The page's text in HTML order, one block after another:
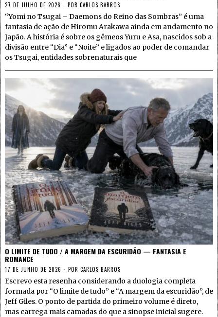
27 DE JULHO DE 2026 POR CARLOS BARROS
“Yomi no Tsugai – Daemons do Reino das Sombras” é uma
fantasia de ação de Hiromu Arakawa ainda em andamento no
Japão. A história é sobre os gêmeos Yuru e Asa, nascidos sob a
divisão entre “Dia” e “Noite” e ligados ao poder de comandar
os Tsugai, entidades sobrenaturais que
O LIMITE DE TUDO / A MARGEM DA ESCURIDÃO — FANTASIA E
ROMANCE
17 DE JUNHO DE 2026 POR CARLOS BARROS
Escrevo esta resenha considerando a duologia completa
formada por “O limite de tudo” e “A margem da escuridão”, de
Jeff Giles. O ponto de partida do primeiro volume é direto,
mas carrega mais camadas do que a sinopse inicial sugere.